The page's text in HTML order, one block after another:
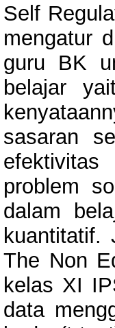
Self
mengatur
guru BK
belajar
sasaran
problem
dalam
kuantitatif.
The Non
kelas XI
data